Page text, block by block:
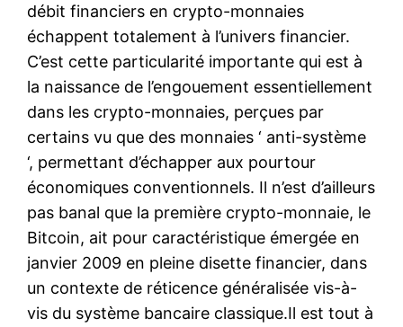
débit financiers en crypto-monnaies
échappent totalement à l’univers financier.
C’est cette particularité importante qui est à
la naissance de l’engouement essentiellement
dans les crypto-monnaies, perçues par
certains vu que des monnaies ‘ anti-système
‘, permettant d’échapper aux pourtour
économiques conventionnels. Il n’est d’ailleurs
pas banal que la première crypto-monnaie, le
Bitcoin, ait pour caractéristique émergée en
janvier 2009 en pleine disette financier, dans
un contexte de réticence généralisée vis-à-
vis du système bancaire classique.Il est tout à